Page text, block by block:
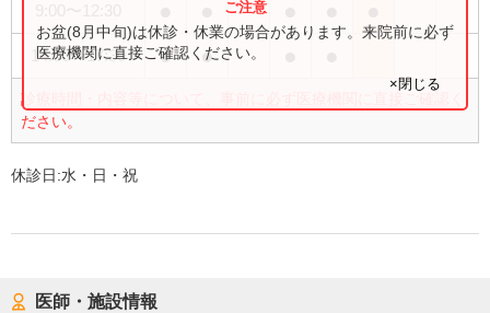
14:00〜17:30 ● ●
診療時間・内容等について、事前に必ず医療機関に直接ご確認く
ださい。
お盆(8月中旬)は休診・休業の場合があります。来院前に必ず
医療機関に直接ご確認ください。
×閉じる
休診日:水・日・祝
医師・施設情報